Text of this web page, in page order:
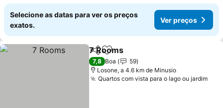
Selecione as datas para ver os preços
exatos.
Ver preços
PartilharAdicionar aos favoritos
7 Rooms
7,8 Boa
59
Losone, a 4.6 km de Minusio
Quartos com vista para o lago ou jardim